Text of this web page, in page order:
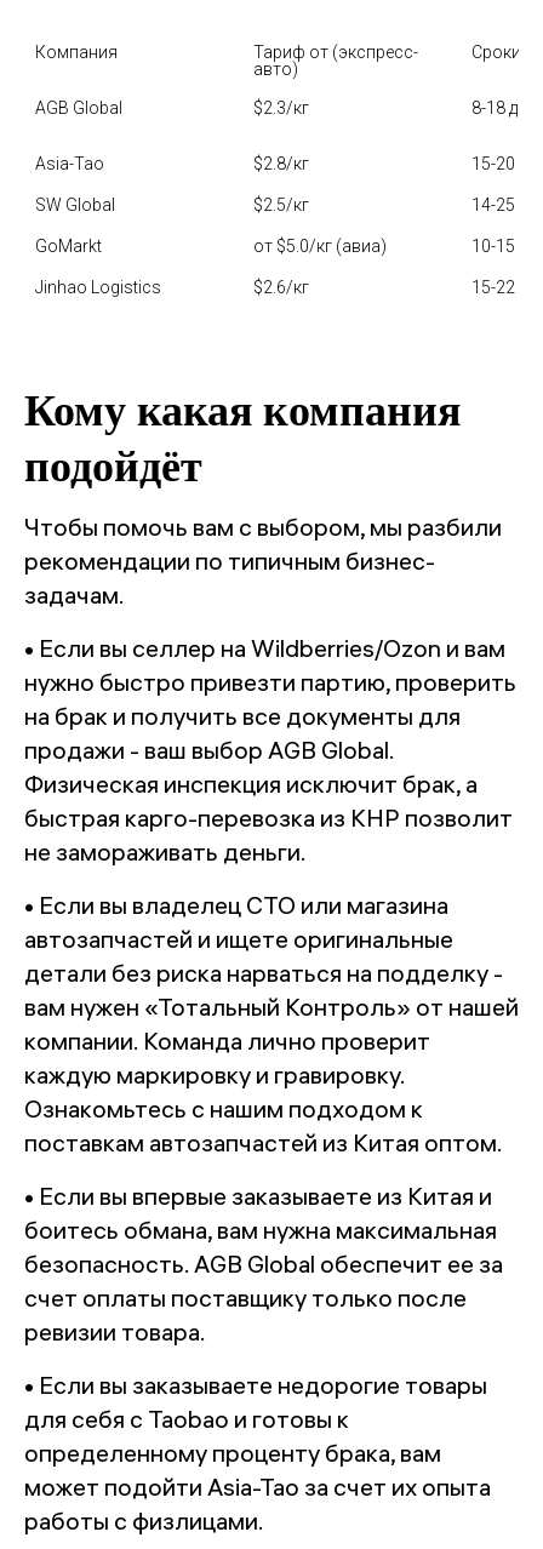
Компания
Тариф от (экспресс-
авто)
Сроки
AGB Global $2.3/кг 8-18 дн
Asia-Tao $2.8/кг 15-20 дн
SW Global $2.5/кг 14-25 дн
GoMarkt от $5.0/кг (авиа) 10-15 дн
Jinhao Logistics $2.6/кг 15-22 дн
Кому какая компания
подойдёт
Чтобы помочь вам с выбором, мы разбили
рекомендации по типичным бизнес-
задачам.
• Если вы селлер на Wildberries/Ozon и вам
нужно быстро привезти партию, проверить
на брак и получить все документы для
продажи - ваш выбор AGB Global.
Физическая инспекция исключит брак, а
быстрая карго-перевозка из КНР позволит
не замораживать деньги.
• Если вы владелец СТО или магазина
автозапчастей и ищете оригинальные
детали без риска нарваться на подделку -
вам нужен «Тотальный Контроль» от нашей
компании. Команда лично проверит
каждую маркировку и гравировку.
Ознакомьтесь с нашим подходом к
поставкам автозапчастей из Китая оптом.
• Если вы впервые заказываете из Китая и
боитесь обмана, вам нужна максимальная
безопасность. AGB Global обеспечит ее за
счет оплаты поставщику только после
ревизии товара.
• Если вы заказываете недорогие товары
для себя с Taobao и готовы к
определенному проценту брака, вам
может подойти Asia-Tao за счет их опыта
работы с физлицами.